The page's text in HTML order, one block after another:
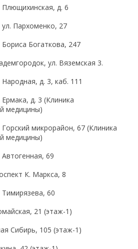
Плющихинская, д. 6
ул. Пархоменко, 27
Богаткова, 247
ул. Вяземская 3.
д. 3, каб. 111
д. 3 (Клиника
медицины)
микрорайон, 67 (Клиника
медицины)
69
К. Маркса, 8
Тимирязева, 60
21 (этаж-1)
Сибирь, 105 (этаж-1)